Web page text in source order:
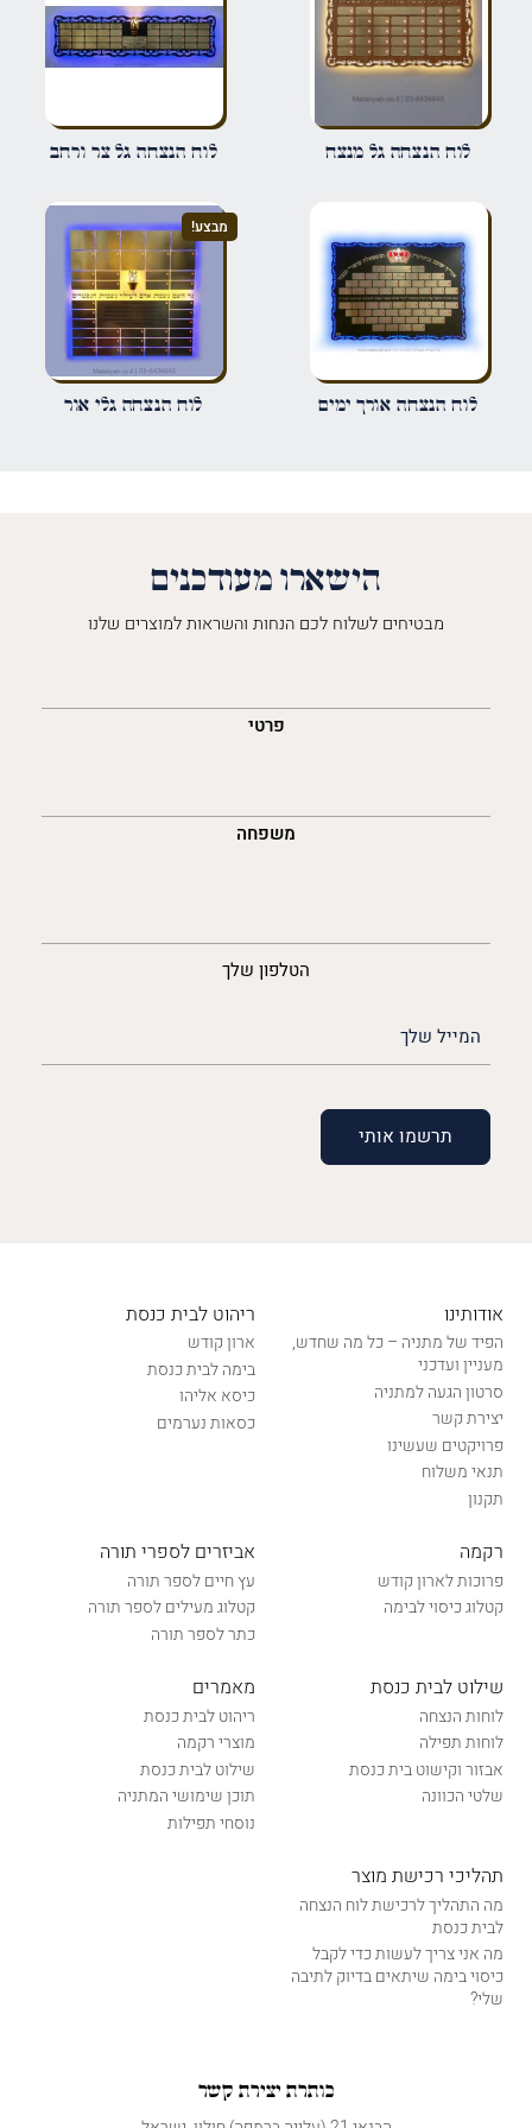
פרט על מה מדובר
שם*
שמור בדפדפן זה את השם, האימייל והאתר שלי לפעם הבאה שאגיב.
לוח הנצחה גל מנצח לוח הנצחה גל צר ורחב
לוח הנצחה אורך ימים
מבצע!
לוח הנצחה גלי אור
הישארו מעודכנים
מבטיחים לשלוח לכם הנחות והשראות למוצרים שלנו
פרטי
משפחה
הטלפון שלך
(חובה)
אודותינו
הפיד של מתניה – כל מה שחדש,
מעניין ועדכני
סרטון הגעה למתניה
יצירת קשר
פרויקטים שעשינו
תנאי משלוח
תקנון
ריהוט לבית כנסת
ארון קודש
בימה לבית כנסת
כיסא אליהו
כסאות נערמים
רקמה
פרוכות לארון קודש
קטלוג כיסוי לבימה
אביזרים לספרי תורה
עץ חיים לספר תורה
קטלוג מעילים לספר תורה
כתר לספר תורה
שילוט לבית כנסת
לוחות הנצחה
לוחות תפילה
אבזור וקישוט בית כנסת
שלטי הכוונה
מאמרים
ריהוט לבית כנסת
מוצרי רקמה
שילוט לבית כנסת
תוכן שימושי המתניה
נוסחי תפילות
תהליכי רכישת מוצר
מה התהליך לרכישת לוח הנצחה
לבית כנסת
מה אני צריך לעשות כדי לקבל
כיסוי בימה שיתאים בדיוק לתיבה
שלי?
כותרת יצירת קשר